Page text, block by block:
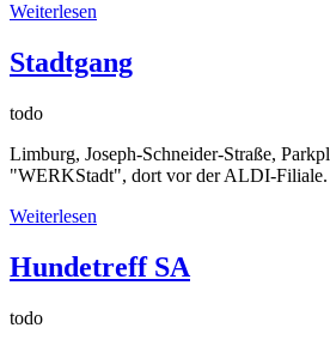
Weiterlesen
Stadtgang
todo
Limburg, Joseph-Schneider-Straße,
"WERKStadt", dort vor der ALDI-Filiale.
Weiterlesen
Hundetreff SA
todo